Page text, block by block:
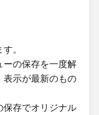
。
ーの保存を一度解
表示が最新のもの
保存でオリジナル